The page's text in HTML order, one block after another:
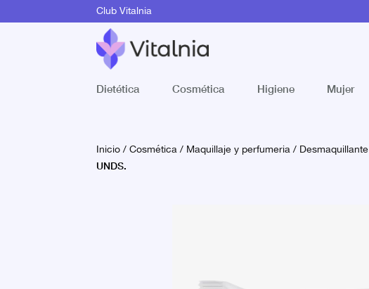
Club Vitalnia
Dietética Cosmética Higiene Mujer
Inicio/Cosmética/ Maquillaje y perfumeria/ Desmaquillante
UNDS.